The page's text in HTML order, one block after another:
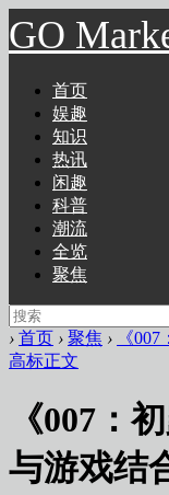
GO
首页
娱趣
知识
热讯
闲趣
科普
潮流
全览
聚焦
› 首页 › 聚焦 ›
《
高标正文
《007：
与游戏结